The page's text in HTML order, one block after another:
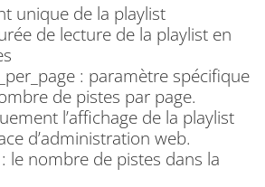
unique de la playlist
de lecture de la playlist en
: paramètre spécifique
de pistes par page.
l’affichage de la playlist
d’administration web.
le nombre de pistes dans la